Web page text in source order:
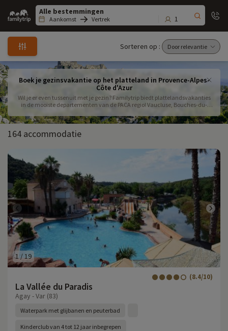
Family
trip
Aankomst Vertrek 1
Sorteren op :
Boek je gezinsvakantie op het platteland in Provence-Alpes-
Côte d'Azur
Wil je er even tussenuit met je gezin? Familytrip biedt plattelandsvakanties
in de mooiste departementen van de PACA regio! Vaucluse, Bouches-du-
gezinsvakantie op het platteland.
164 accommodatie
1 /19
La Vallée du Paradis
(8.4/10)
Agay - Var (83)
Waterpark met glijbanen en peuterbad
Kinderclub van 4 tot 12 jaar inbegrepen